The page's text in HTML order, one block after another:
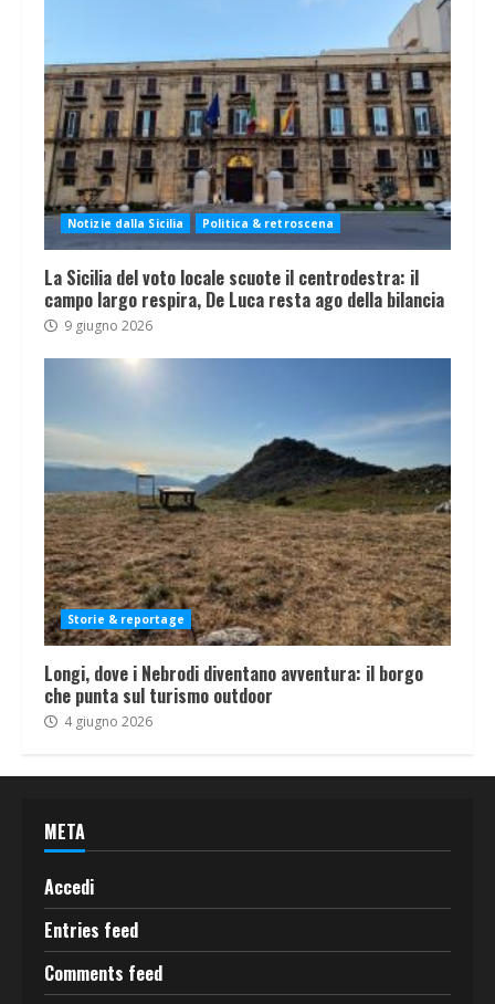
Notizie dalla Sicilia Politica & retroscena
La Sicilia del voto locale scuote il centrodestra: il
campo largo respira, De Luca resta ago della bilancia
9 giugno 2026
Storie & reportage
Longi, dove i Nebrodi diventano avventura: il borgo
che punta sul turismo outdoor
4 giugno 2026
META
Accedi
Entries feed
Comments feed